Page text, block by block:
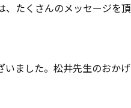
たくさんのメッセージを
いました。松井先生のおか